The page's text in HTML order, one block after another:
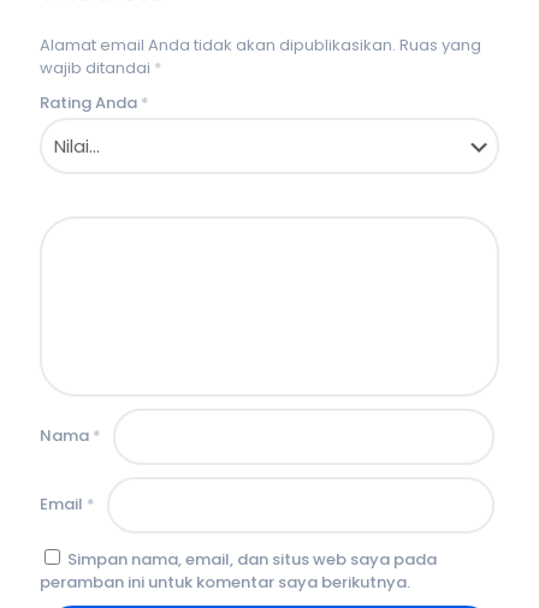
Alamat email Anda tidak akan dipublikasikan. Ruas yang
wajib ditandai *
Rating Anda *
Nama *
Email *
Simpan nama, email, dan situs web saya pada
peramban ini untuk komentar saya berikutnya.